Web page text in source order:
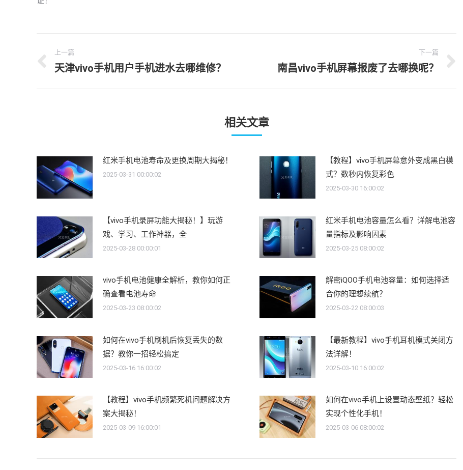
章
上一篇
上
天津vivo手机用户手机进水去哪维修？
下一篇
南昌vivo手机屏幕报废了去哪换呢？
相关文章
红米手机电池寿命及更换周期大揭秘！
2025-03-31 00:00:02
【教程】vivo手机屏幕意外变成黑白模
式？数秒内恢复彩色
2025-03-30 16:00:02
【vivo手机录屏功能大揭秘！】玩游
戏、学习、工作神器，全
2025-03-28 00:00:01
红米手机电池容量怎么看？详解电池容
量指标及影响因素
2025-03-25 08:00:02
vivo手机电池健康全解析，教你如何正
确查看电池寿命
2025-03-23 08:00:02
解密iQOO手机电池容量：如何选择适
合你的理想续航？
2025-03-22 08:00:03
如何在vivo手机刷机后恢复丢失的数
据？教你一招轻松搞定
2025-03-16 16:00:02
【最新教程】vivo手机耳机模式关闭方
法详解！
2025-03-10 16:00:02
【教程】vivo手机频繁死机问题解决方
案大揭秘！
2025-03-09 16:00:01
如何在vivo手机上设置动态壁纸？轻松
实现个性化手机！
2025-03-06 08:00:02